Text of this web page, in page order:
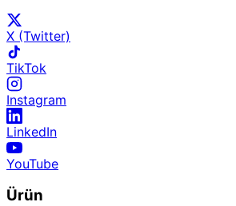
X (Twitter)
TikTok
Instagram
LinkedIn
YouTube
Ürün